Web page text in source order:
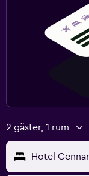
2 gäster, 1 rum
Hotel